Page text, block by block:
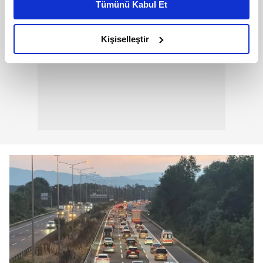
daha iyi reklam deneyimi yaşatabiliriz. Bunu yaparken
amacımızın size daha iyi bir reklam deneyimi sunmak
olduğunu ve sizlere en iyi içerikleri sunabilmek adına
elimizden gelen çabayı gösterdiğimizi ve bu noktada,
reklamların maliyetlerimizi karşılamak noktasında tek gelir
Sizlere daha iyi bir hizmet sunabilmek için İnternet
Sitemizde kendimize ve üçüncü kişilere ait çerezler
kullanılmaktadır. Bu çerezler vasıtasıyla çeşitli kişisel
verileriniz işlenmekte olup gerekli olan çerezler bilgi
toplumu hizmetlerinin sunulması amacıyla
kullanılmaktadır. Diğer çerezler, sitemizin daha işlevsel
kılınması ve kişiselleştirilmesi ve sizlere yönelik
Tümünü Kabul Et
Kişiselleştir